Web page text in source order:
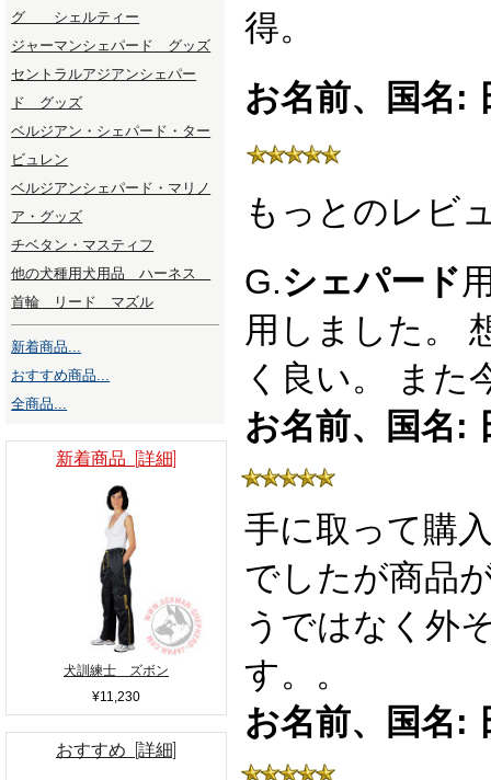
グ シェルティー
ジャーマンシェパード グッズ
セントラルアジアンシェパー
ド グッズ
ベルジアン・シェパード・ター
ビュレン
ベルジアンシェパード・マリノ
ア・グッズ
チベタン・マスティフ
他の犬種用犬用品 ハーネス
首輪 リード マズル
新着商品...
おすすめ商品...
全商品...
新着商品 [詳細]
犬訓練士 ズボン
¥11,230
おすすめ [詳細]
得。
お名前、国名:
もっとのレビ
G.シェパード
用しました。
く良い。 また
お名前、国名:
手に取って購
でしたが商品
うではなく外
す。。
お名前、国名: